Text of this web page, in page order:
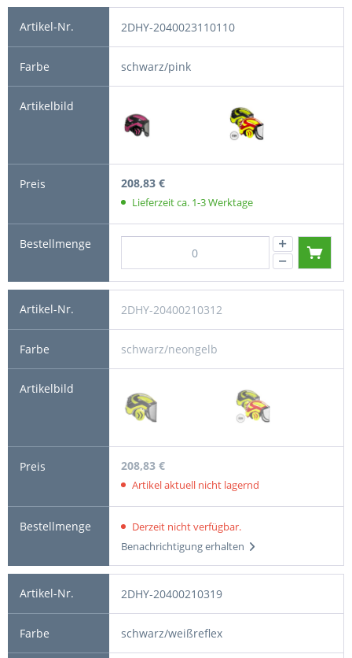
2DHY-2040023110110
schwarz/pink
208,83 €
Lieferzeit ca. 1-3 Werktage
2DHY-20400210312
schwarz/neongelb
208,83 €
Artikel aktuell nicht lagernd
Derzeit nicht verfügbar.
Benachrichtigung erhalten
2DHY-20400210319
schwarz/weißreflex